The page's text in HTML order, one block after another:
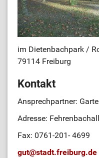
im Dietenbachpark /
79114 Freiburg
Kontakt
Ansprechpartner:
Adresse:
Fax: 0761-201- 4699
gut@stadt.freiburg.de